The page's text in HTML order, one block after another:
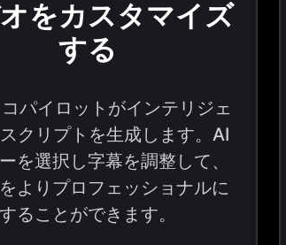
をカスタマイズ
する
パイロットがインテリジェ
クリプトを生成します。AI
を選択し字幕を調整して、
よりプロフェッショナルに
することができます。